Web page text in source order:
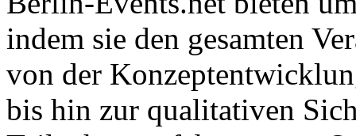
indem sie den gesamten
von der
bis hin zur qualitativen